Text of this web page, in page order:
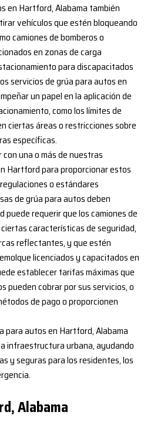
en Hartford, Alabama también
vehículos que estén bloqueando
camiones de bomberos o
en zonas de carga
para discapacitados
servicios de grúa para autos en
un papel en la aplicación de
como los límites de
ciertas áreas o restricciones sobre
específicas.
una o más de nuestras
Hartford para proporcionar estos
o estándares
de grúa para autos deben
puede requerir que los camiones de
características de seguridad,
reflectantes, y que estén
licenciados y capacitados en
establecer tarifas máximas que
pueden cobrar por sus servicios, o
de pago o proporcionen
para autos en Hartford, Alabama
infraestructura urbana, ayudando
y seguras para los residentes, los
Alabama